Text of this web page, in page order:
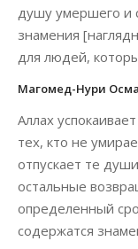
душу умершего и
знамения
для людей,
Магомед-Нури
Аллах
тех, кто не
отпускает те
остальные
определенный
содержатся